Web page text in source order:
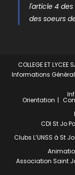
l'article 4
des soeurs
COLLEGE ET LYCEE
Informations
Orientation
CDI St Jo
Clubs L’UNSS à St Jo
Association Saint